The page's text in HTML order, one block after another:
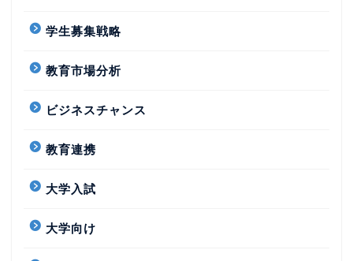
学生募集戦略
教育市場分析
ビジネスチャンス
教育連携
大学入試
大学向け